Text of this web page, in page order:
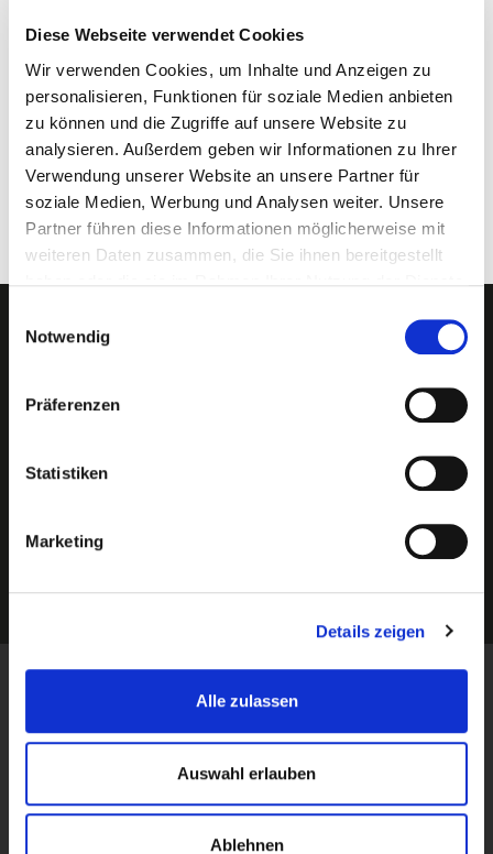
Diese Webseite verwendet Cookies
Wir verwenden Cookies, um Inhalte und Anzeigen zu
personalisieren, Funktionen für soziale Medien anbieten
zu können und die Zugriffe auf unsere Website zu
analysieren. Außerdem geben wir Informationen zu Ihrer
Verwendung unserer Website an unsere Partner für
soziale Medien, Werbung und Analysen weiter. Unsere
Partner führen diese Informationen möglicherweise mit
weiteren Daten zusammen, die Sie ihnen bereitgestellt
Notwendig
Präferenzen
Statistiken
Marketing
Details zeigen
Alle zulassen
Auswahl erlauben
Ablehnen
Senden Sie eine Nachricht
Haben Sie Fragen zu Ihrer Bestellung oder benötigen Sie
Informationen zu unseren Produkten? Dann senden Sie uns bitte
eine Nachricht. Jede Mail Anfrage wird innerhalb von 24 Stunden
beantwortet. Wenn Sie keine Antwort innerhalb dieser Zeit
erhalten haben, prüfen Sie bitte Ihren Spam-oder Junkmail
Ordner.
*Pflichtfeld
Newsletter abonnieren?
Informationen
Sonderangebote